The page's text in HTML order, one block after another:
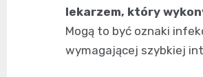
lekarzem, który
Mogą to być oznaki
wymagającej szybkiej